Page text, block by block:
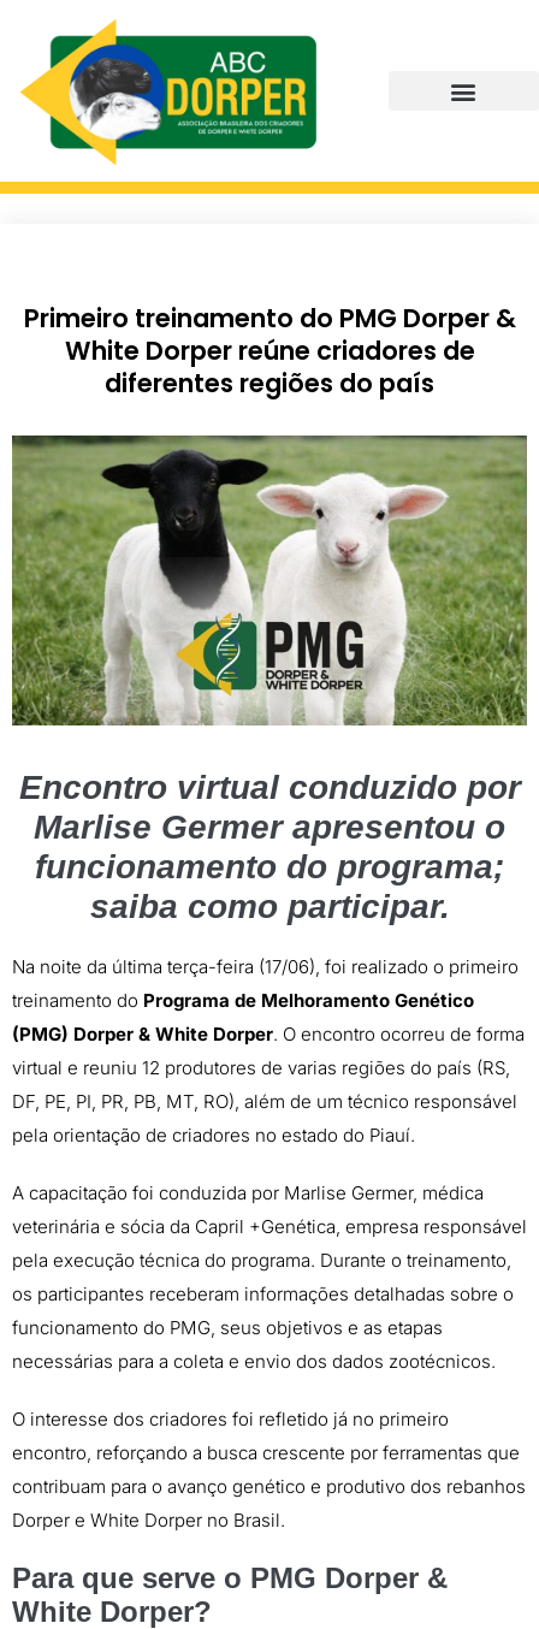
Primeiro treinamento do PMG Dorper &
White Dorper reúne criadores de
diferentes regiões do país
Encontro virtual conduzido por
Marlise Germer apresentou o
funcionamento do programa;
saiba como participar.
Na noite da última terça-feira (17/06), foi realizado o primeiro
treinamento do Programa de Melhoramento Genético
(PMG) Dorper & White Dorper. O encontro ocorreu de forma
virtual e reuniu 12 produtores de varias regiões do país (RS,
DF, PE, PI, PR, PB, MT, RO), além de um técnico responsável
pela orientação de criadores no estado do Piauí.
A capacitação foi conduzida por Marlise Germer, médica
veterinária e sócia da Capril +Genética, empresa responsável
pela execução técnica do programa. Durante o treinamento,
os participantes receberam informações detalhadas sobre o
funcionamento do PMG, seus objetivos e as etapas
necessárias para a coleta e envio dos dados zootécnicos.
O interesse dos criadores foi refletido já no primeiro
encontro, reforçando a busca crescente por ferramentas que
contribuam para o avanço genético e produtivo dos rebanhos
Dorper e White Dorper no Brasil.
Para que serve o PMG Dorper &
White Dorper?